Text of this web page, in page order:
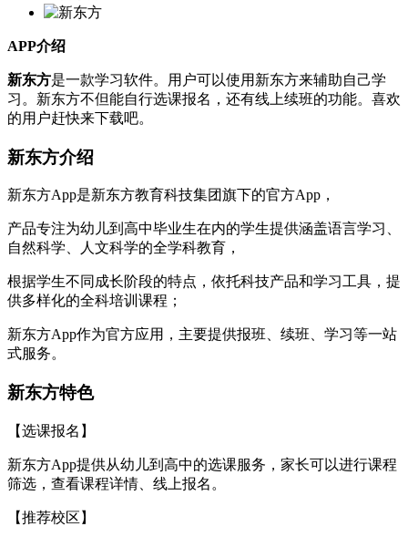
APP介绍
新东方是一款学习软件。用户可以使用新东方来辅助自己学
习。新东方不但能自行选课报名，还有线上续班的功能。喜欢
的用户赶快来下载吧。
新东方介绍
新东方App是新东方教育科技集团旗下的官方App，
产品专注为幼儿到高中毕业生在内的学生提供涵盖语言学习、
自然科学、人文科学的全学科教育，
根据学生不同成长阶段的特点，依托科技产品和学习工具，提
供多样化的全科培训课程；
新东方App作为官方应用，主要提供报班、续班、学习等一站
式服务。
新东方特色
【选课报名】
新东方App提供从幼儿到高中的选课服务，家长可以进行课程
筛选，查看课程详情、线上报名。
【推荐校区】